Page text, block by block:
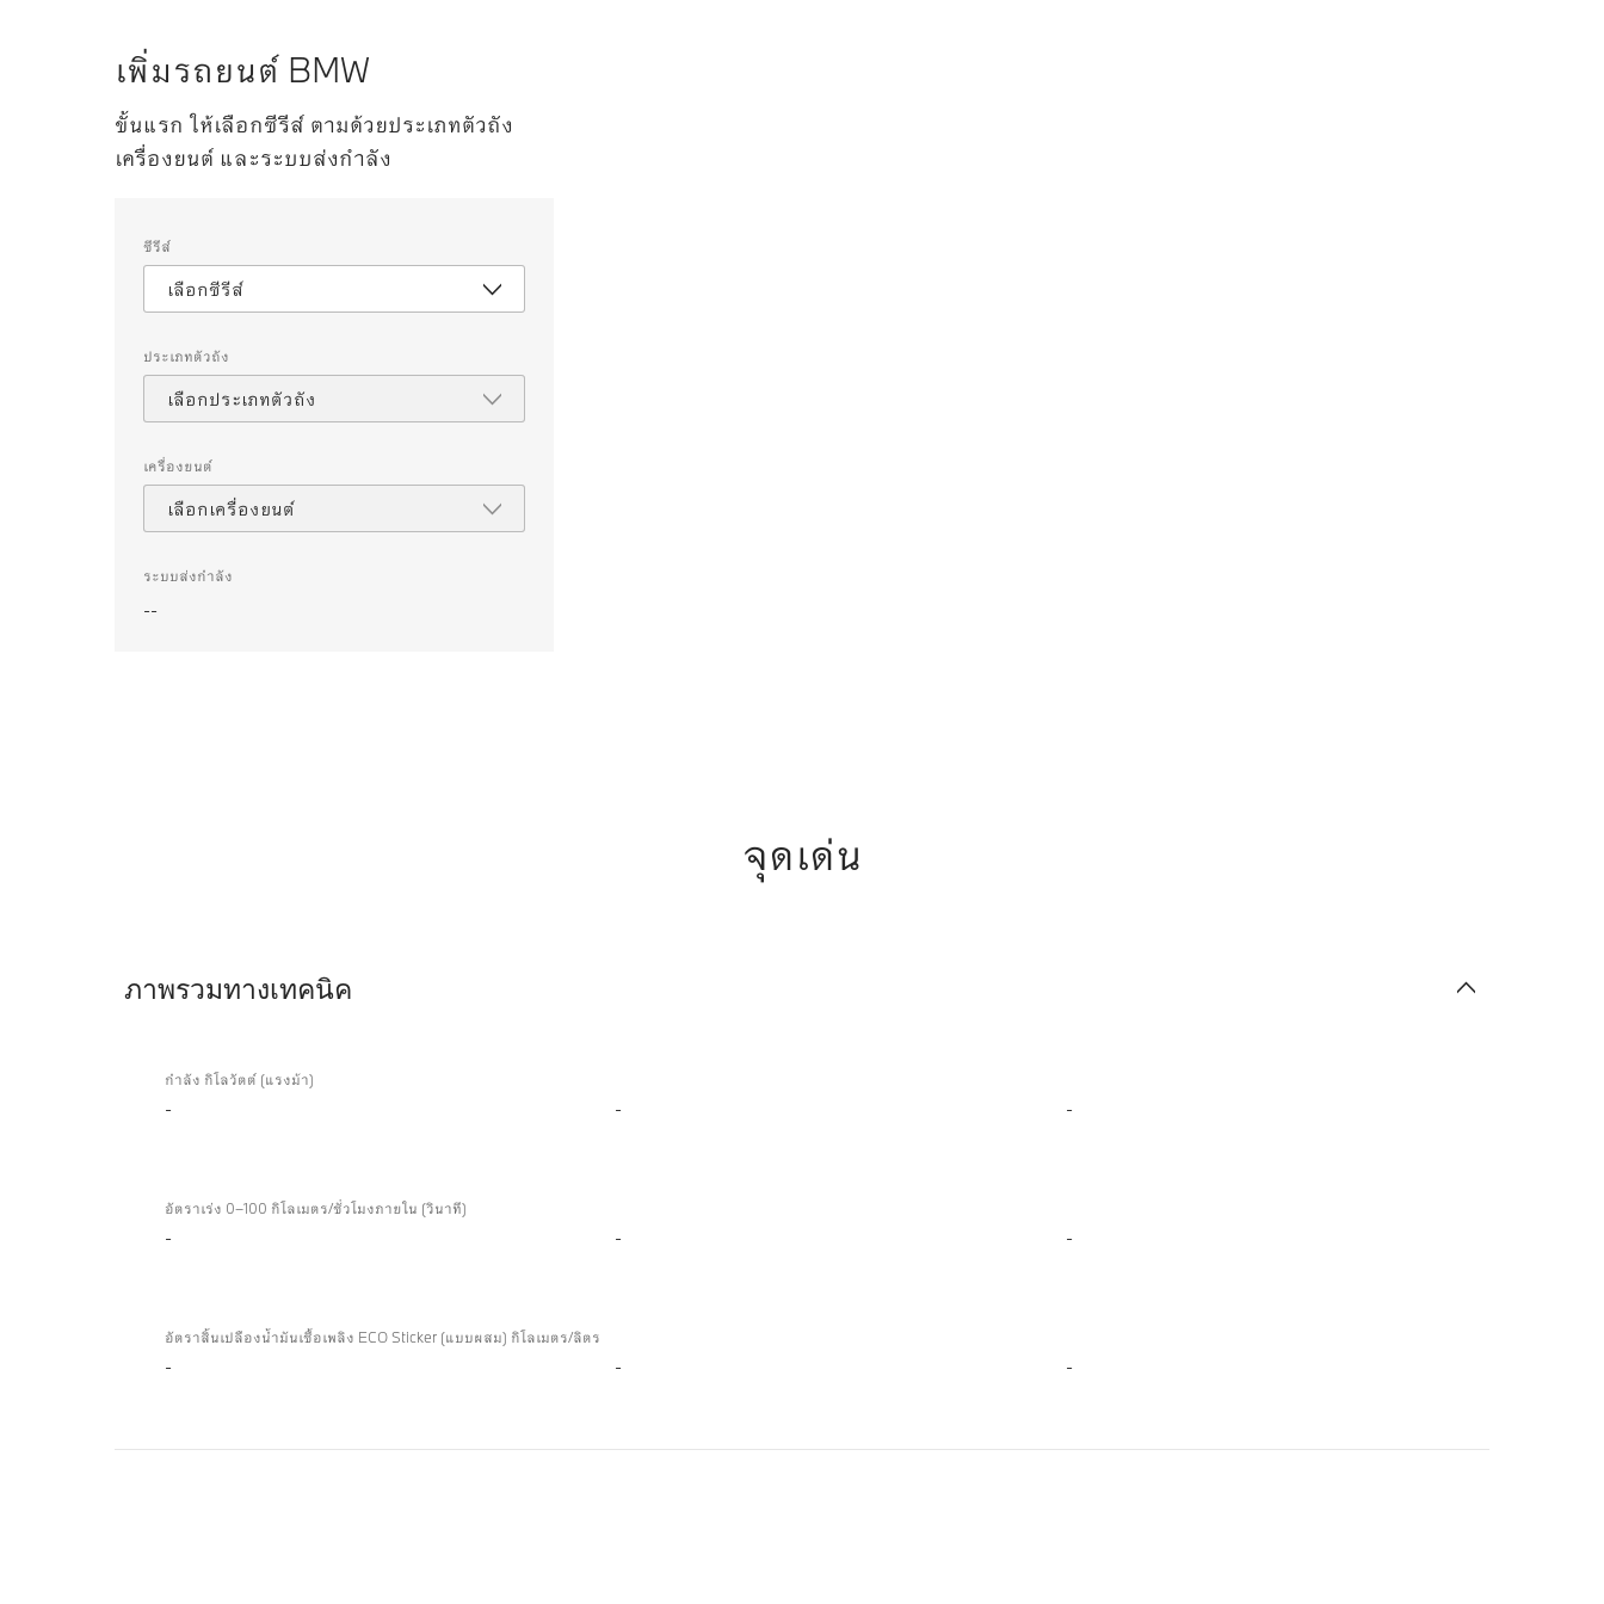
เพิ่มรถยนต์ BMW
ขั้นแรก ให้เลือกซีรีส์ ตามด้วยประเภทตัวถัง
เครื่องยนต์ และระบบส่งกำลัง
คุณสมบัติ
ต่อ
นี้
เลือก
สำหรับ
เปรียบ
เทียบ
ซีรีส์
เลือกซีรีส์
ประเภทตัวถัง
เลือกประเภทตัวถัง
เครื่องยนต์
เลือกเครื่องยนต์
ระบบส่งกำลัง
--
จุดเด่น
ภาพรวมทางเทคนิค
กำลัง กิโลวัตต์ (แรงม้า)
- - -
อัตราเร่ง 0–100 กิโลเมตร/ชั่วโมงภายใน (วินาที)
- - -
อัตราสิ้นเปลืองน้ำมันเชื้อเพลิง ECO Sticker (แบบผสม) กิโลเมตร/ลิตร
- - -